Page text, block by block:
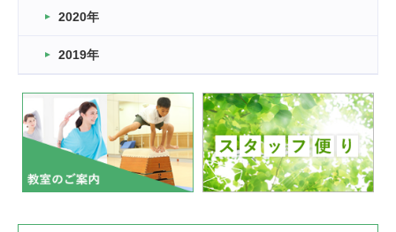
2022.11.03
緑ケ丘体育館
いたっぼーる大会☆彡
緑ケ丘体育館
2022.07.03
市内総合体育大会が開始
緑ケ丘体育館 猪名川運動広場
古池運動広場
2020年
2019年